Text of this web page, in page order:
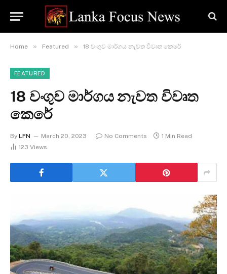
Home » Featured » 18 වංගුව මාර්ගය නැවත විවෘත කෙරේ
FEATURED
18 වංගුව මාර්ගය නැවත විවෘත
කෙරේ
By LFN March 20, 2023 No Comments
1 Min Read
123 Views